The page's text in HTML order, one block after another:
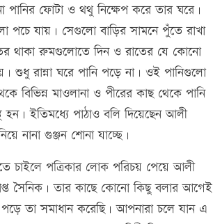
ফোটা ও থথু নিক্ষেপ করে তার ঘরে।
পচে যায়। সেগুলো বাড়ির সামনে পুঁতে রাখা
থাকা রুমগুলোতে দিন ও রাতের যে কোনো
শুধু রান্না ঘরে পানি পড়ে না। ওই পানিগুলো
মাওলানা ও পীরের কাছ থেকে পানি
হন। ইতিমধ্যে পাঠাও বলি দিয়েছেন আলী
নানা গুঞ্জন শোনা যাচ্ছে।
চাইলে পত্রিকার লোক পরিচয় পেয়ে আলী
সৈনিক। তার কাছে কোনো কিছু বলার আগেই
তা সমাধান করেছি। আপনারা চলে যান এ